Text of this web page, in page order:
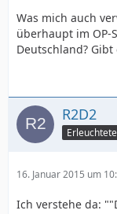
Was mich auch
überhaupt im OP-
Deutschland?
R2D2
16. Januar 2015 um
Ich verstehe da: